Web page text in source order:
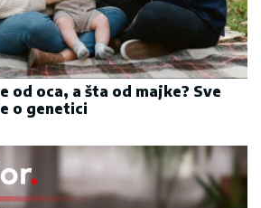
od oca, a šta od majke? Sve
o genetici